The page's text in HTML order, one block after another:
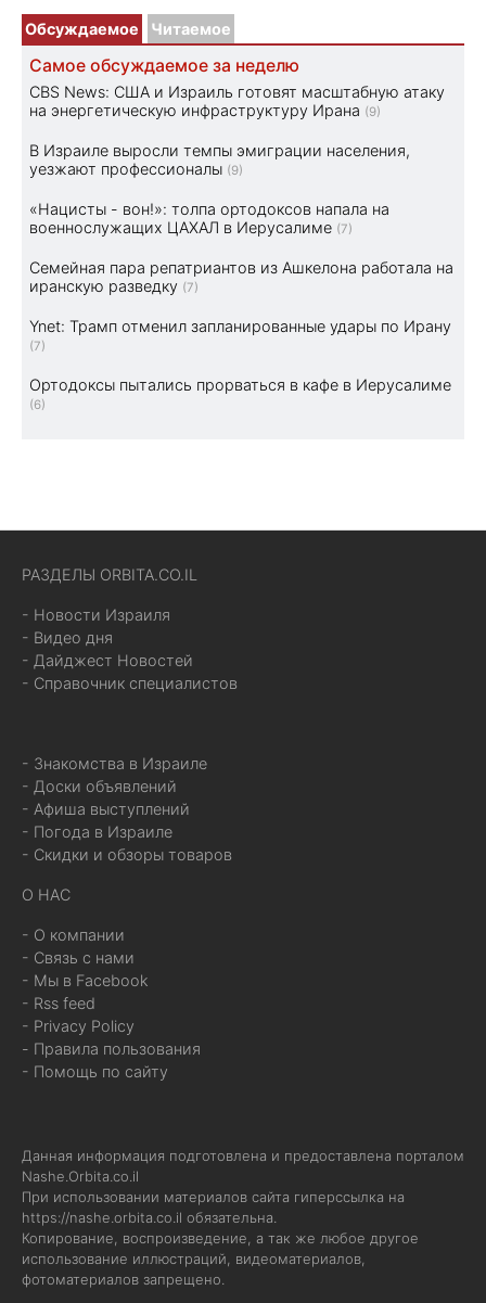
Обсуждаемое Читаемое
Самое обсуждаемое за неделю
CBS News: США и Израиль готовят масштабную атаку
на энергетическую инфраструктуру Ирана (9)
В Израиле выросли темпы эмиграции населения,
уезжают профессионалы (9)
«Нацисты - вон!»: толпа ортодоксов напала на
военнослужащих ЦАХАЛ в Иерусалиме (7)
Семейная пара репатриантов из Ашкелона работала на
иранскую разведку (7)
Ynet: Трамп отменил запланированные удары по Ирану
(7)
Ортодоксы пытались прорваться в кафе в Иерусалиме
(6)
РАЗДЕЛЫ ORBITA.CO.IL
- Новости Израиля
- Видео дня
- Дайджест Новостей
- Справочник специалистов
- Знакомства в Израиле
- Доски объявлений
- Афиша выступлений
- Погода в Израиле
- Скидки и обзоры товаров
О НАС
- О компании
- Связь с нами
- Мы в Facebook
- Rss feed
- Privacy Policy
- Правила пользования
- Помощь по сайту
Данная информация подготовлена и предоставлена порталом
Nashe.Orbita.co.il
При использовании материалов сайта гиперссылка на
https://nashe.orbita.co.il обязательна.
Копирование, воспроизведение, а так же любое другое
использование иллюстраций, видеоматериалов,
фотоматериалов запрещено.